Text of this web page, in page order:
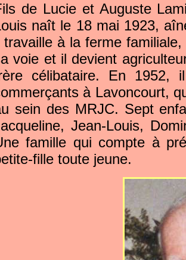
de Lucie et Auguste
naît le 18 mai 1923,
travaille à la ferme
voie et il devient
célibataire. En 1952,
à Lavoncourt,
sein des MRJC. Sept
Jean-Louis,
famille qui compte à
fille toute jeune.